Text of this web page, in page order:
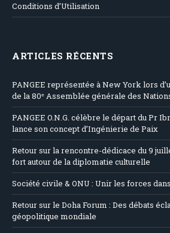
Conditions d’Utilisation
ARTICLES RÉCENTS
PANGEE représentée à New York lors
de la 80ᵉ Assemblée générale des
PANGEE O.N.G. célèbre le départ du Pr
lance son concept d’Ingénierie de Paix
Retour sur la rencontre-dédicace du 9
fort autour de la diplomatie culturelle
Société civile & ONU : Unir les forces
Retour sur le Doha Forum : Des débats
géopolitique mondiale